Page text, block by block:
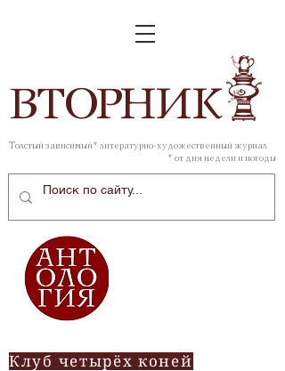
ВТОРНИК
Толстый зависимый* литературно-художественный журнал
* от дня недели и погоды
Клуб четырёх коней